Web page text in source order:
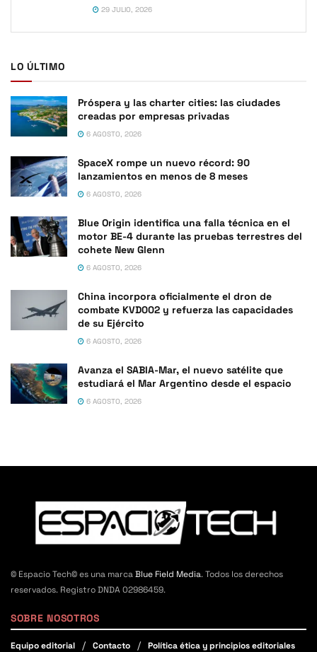
29 JULIO, 2026
LO ÚLTIMO
Próspera y las charter cities: las ciudades
creadas por empresas privadas
6 AGOSTO, 2026
SpaceX rompe un nuevo récord: 90
lanzamientos en menos de 8 meses
6 AGOSTO, 2026
Blue Origin identifica una falla técnica en el
motor BE-4 durante las pruebas terrestres del
cohete New Glenn
6 AGOSTO, 2026
China incorpora oficialmente el dron de
combate KVD002 y refuerza las capacidades
de su Ejército
6 AGOSTO, 2026
Avanza el SABIA-Mar, el nuevo satélite que
estudiará el Mar Argentino desde el espacio
6 AGOSTO, 2026
© Espacio Tech© es una marcaBlue Field Media. Todos los derechos
reservados. Registro DNDA 02986459.
SOBRE NOSOTROS
Equipo editorial Contacto Política ética y principios editoriales